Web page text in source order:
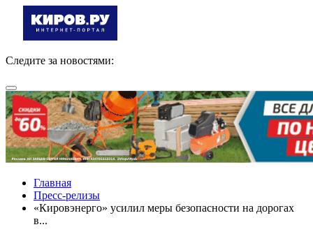
Следите за новостями:
Главная
Пресс-релизы
«Кировэнерго» усилил меры безопасности на дорогах
в...